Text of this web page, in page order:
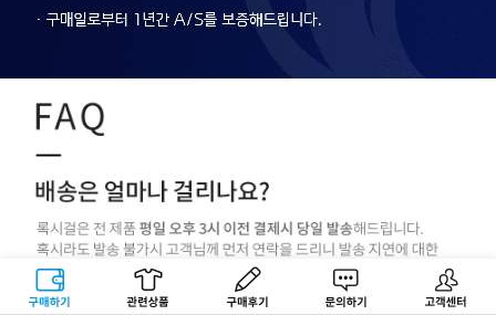
구매하기 관련상품 상품후기 문의하기 고객센터